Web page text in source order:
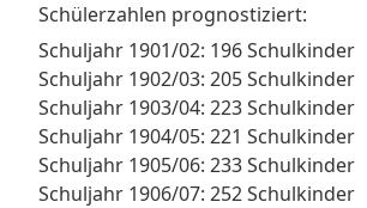
Schülerzahlen prognostiziert:
Schuljahr 1901/02: 196 Schulkinder
Schuljahr 1902/03: 205 Schulkinder
Schuljahr 1903/04: 223 Schulkinder
Schuljahr 1904/05: 221 Schulkinder
Schuljahr 1905/06: 233 Schulkinder
Schuljahr 1906/07: 252 Schulkinder